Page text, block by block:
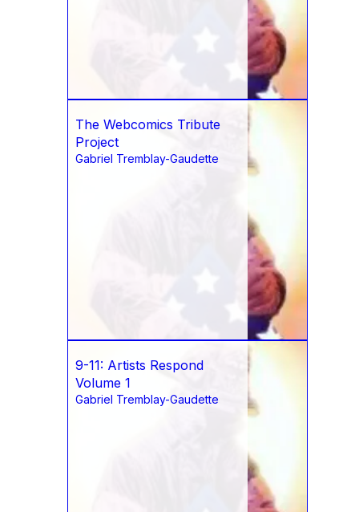
The Webcomics Tribute
Project
Gabriel Tremblay-Gaudette
9-11: Artists Respond
Volume 1
Gabriel Tremblay-Gaudette